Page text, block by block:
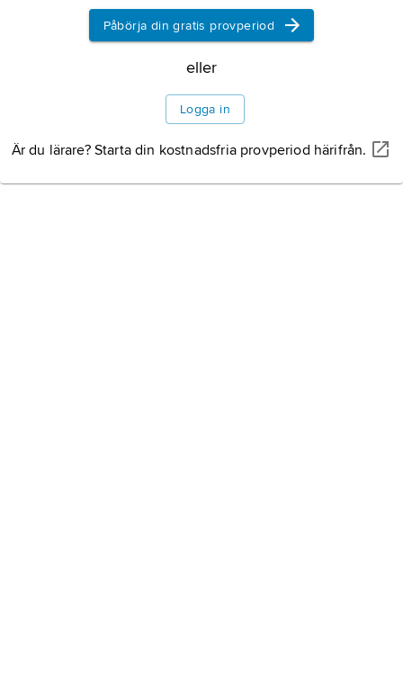
Påbörja din gratis provperiod
eller
Logga in
Är du lärare? Starta din kostnadsfria provperiod härifrån.